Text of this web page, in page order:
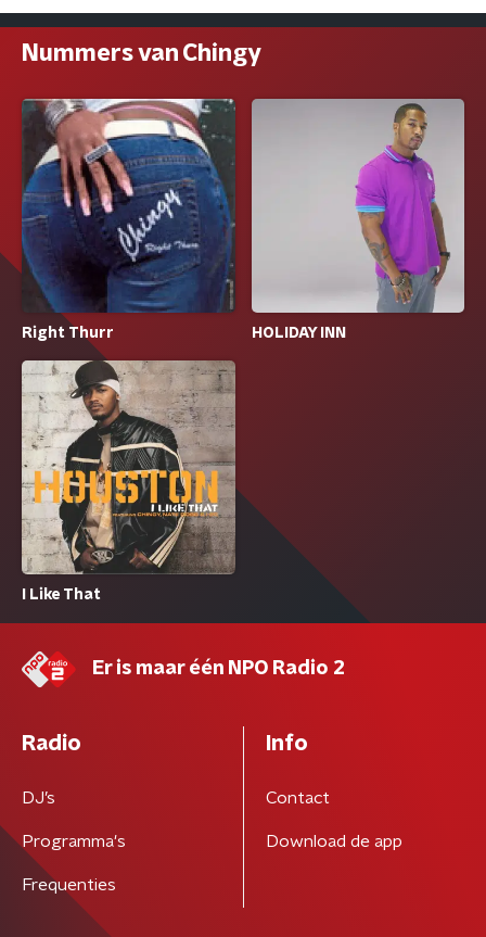
Nummers van Chingy
Right Thurr HOLIDAY INN
I Like That
Er is maar één NPO Radio 2
Radio
DJ’s
Programma's
Frequenties
Info
Contact
Download de app